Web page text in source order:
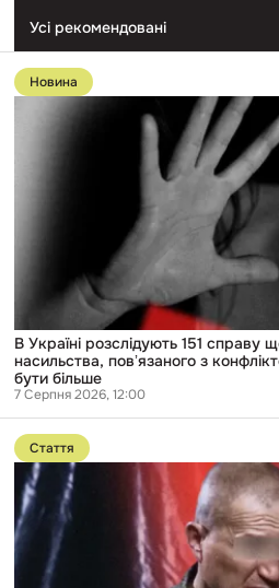
Усі рекомендовані
Перейти
до
публікації
конфліктом.
може
бути
більше
Новина
В Україні розслідують 151 справу
насильства, повʼязаного з
бути більше
7 Серпня 2026, 12:00
Перейти
до
публікації
мене
нею
були
стосунки».
Стаття